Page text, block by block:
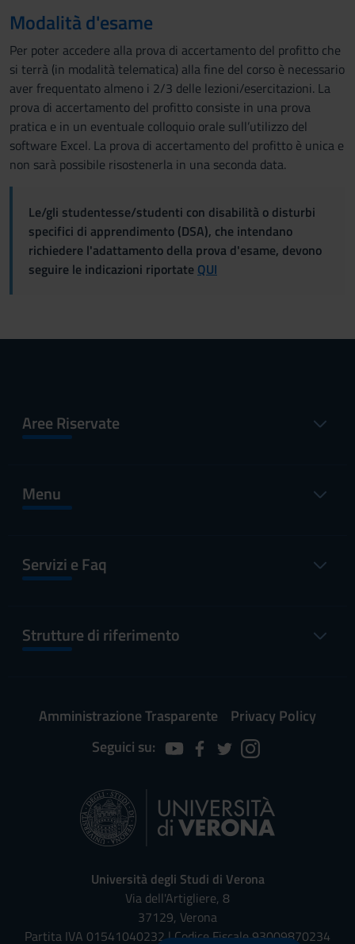
Modalità d'esame
Per poter accedere alla prova di accertamento del profitto che
si terrà (in modalità telematica) alla fine del corso è necessario
aver frequentato almeno i 2/3 delle lezioni/esercitazioni. La
prova di accertamento del profitto consiste in una prova
pratica e in un eventuale colloquio orale sull’utilizzo del
software Excel. La prova di accertamento del profitto è unica e
non sarà possibile risostenerla in una seconda data.
Le/gli studentesse/studenti con disabilità o disturbi
specifici di apprendimento (DSA), che intendano
richiedere l'adattamento della prova d'esame, devono
seguire le indicazioni riportate QUI
Aree Riservate
Menu
Servizi e Faq
Strutture di riferimento
Amministrazione Trasparente
Privacy Policy
Seguici su:
Università degli Studi di Verona
Via dell'Artigliere, 8
37129, Verona
Partita IVA 01541040232 | Codice Fiscale 93009870234